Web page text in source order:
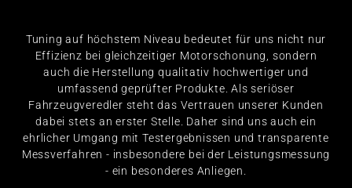
Tuning auf höchstem Niveau bedeutet für uns nicht nur
Effizienz bei gleichzeitiger Motorschonung, sondern
auch die Herstellung qualitativ hochwertiger und
umfassend geprüfter Produkte. Als seriöser
Fahrzeugveredler steht das Vertrauen unserer Kunden
dabei stets an erster Stelle. Daher sind uns auch ein
ehrlicher Umgang mit Testergebnissen und transparente
Messverfahren - insbesondere bei der Leistungsmessung
- ein besonderes Anliegen.